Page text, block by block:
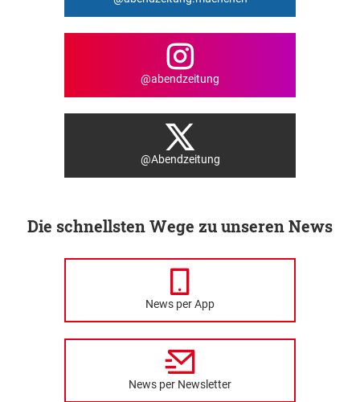
@abendzeitung
@Abendzeitung
Die schnellsten Wege zu unseren News
News per App
News per Newsletter